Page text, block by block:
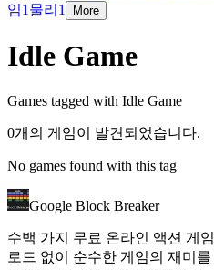
임1 물리 1 More
Idle Game
Games tagged with Idle Game
0개의 게임이 발견되었습니다.
No games found with this tag
Google Block Breaker
수백 가지 무료 온라인 액션 게
로드 없이 순수한 게임의 재미